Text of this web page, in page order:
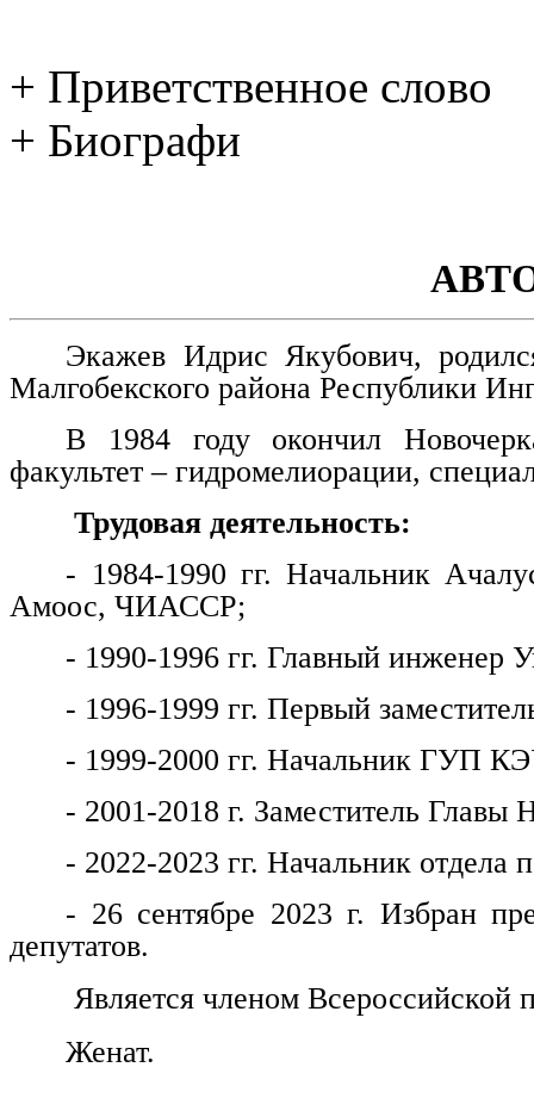
+ Приветственное слово
+ Биографи
Экажев Идрис Якубович,
Малгобекского района Республики
В 1984 году окончил
факультет – гидромелиорации,
Трудовая деятельность:
- 1984-1990 гг. Начальник
Амоос, ЧИАССР;
- 1990-1996 гг. Главный
- 1996-1999 гг. Первый
- 1999-2000 гг. Начальник ГУП
- 2001-2018 г. Заместитель Главы
- 2022-2023 гг. Начальник
- 26 сентябре 2023 г. Избран
депутатов.
Является членом Всероссийской
Женат.